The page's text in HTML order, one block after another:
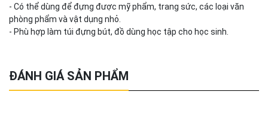
- Có thể dùng để đựng được mỹ phẩm, trang sức, các loại văn
phòng phẩm và vật dụng nhỏ.
- Phù hợp làm túi đựng bút, đồ dùng học tập cho học sinh.
ĐÁNH GIÁ SẢN PHẨM